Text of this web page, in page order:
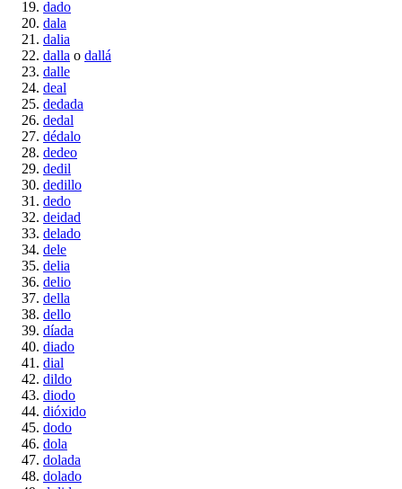
dado
dala
dalia
dalla o dallá
dalle
deal
dedada
dedal
dédalo
dedeo
dedil
dedillo
dedo
deidad
delado
dele
delia
delio
della
dello
díada
diado
dial
dildo
diodo
dióxido
dodo
dola
dolada
dolado